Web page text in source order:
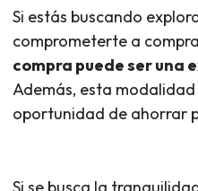
Si estás buscando
comprometerte a
compra puede ser
Además, esta
oportunidad de ahorrar